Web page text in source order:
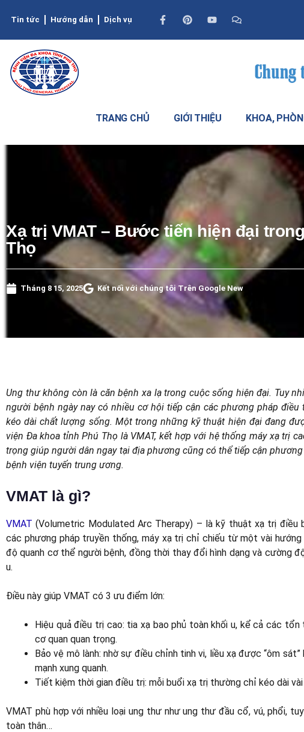
Tin tức Hướng dẫn Dịch vụ
TRANG CHỦ GIỚI THIỆU KHOA,
Xạ trị VMAT – Bước tiến hiện đại
Thọ
Tháng 8 15, 2025 Kết nối với chúng tôi Trên Google New
Ung thư không còn là căn bệnh xa lạ trong cuộc sống hiện đại. Tuy
người bệnh ngày nay có nhiều cơ hội tiếp cận các phương pháp
kéo dài chất lượng sống. Một trong những kỹ thuật hiện đại đang
viện Đa khoa tỉnh Phú Thọ là VMAT, kết hợp với hệ thống máy xạ trị
trọng giúp người dân ngay tại địa phương cũng có thể tiếp cận
bệnh viện tuyến trung ương.
VMAT là gì?
VMAT (Volumetric Modulated Arc Therapy) – là kỹ thuật xạ trị điều
các phương pháp truyền thống, máy xạ trị chỉ chiếu từ một vài
độ quanh cơ thể người bệnh, đồng thời thay đổi hình dạng và cường
u.
Điều này giúp VMAT có 3 ưu điểm lớn:
Hiệu quả điều trị cao: tia xạ bao phủ toàn khối u, kể cả các
cơ quan quan trọng.
Bảo vệ mô lành: nhờ sự điều chỉnh tinh vi, liều xạ được “ôm
mạnh xung quanh.
Tiết kiệm thời gian điều trị: mỗi buổi xạ trị thường chỉ kéo dài
VMAT phù hợp với nhiều loại ung thư như ung thư đầu cổ, vú, phổi,
toàn thân…